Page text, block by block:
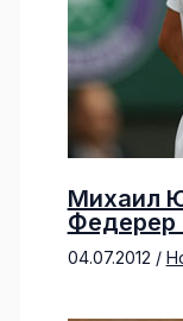
Михаил
Федерер
04.07.2012 /